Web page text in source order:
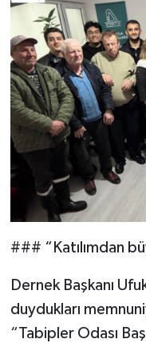
### “Katılımdan
Dernek Başkanı
duydukları
“Tabipler Odası